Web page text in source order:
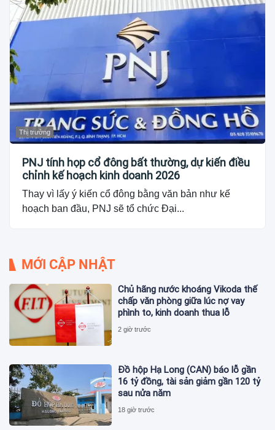
Thị trường
PNJ tính họp cổ đông bất thường, dự kiến điều
chỉnh kế hoạch kinh doanh 2026
Thay vì lấy ý kiến cổ đông bằng văn bản như kế
hoạch ban đầu, PNJ sẽ tổ chức Đại...
MỚI CẬP NHẬT
Chủ hãng nước khoáng Vikoda thế
chấp văn phòng giữa lúc nợ vay
phình to, kinh doanh thua lỗ
2 giờ trước
Đồ hộp Hạ Long (CAN) báo lỗ gần
16 tỷ đồng, tài sản giảm gần 120 tỷ
sau nửa năm
18 giờ trước